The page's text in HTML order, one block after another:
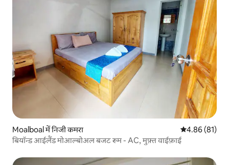
Moalboal में निजी कमरा औसत रेटिंग 5 में
4.86 (81)
बियॉन्ड आईलैंड मोआल्बोअल बजट रूम - AC, मुफ़्त वाईफ़ाई